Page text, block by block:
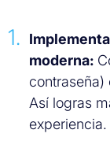
moderna:
Así logras
experiencia.